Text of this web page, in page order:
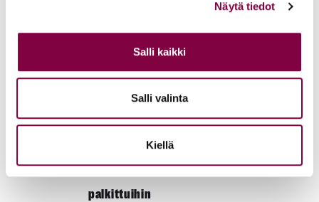
Näytä tiedot
Salli kaikki
Salli valinta
Kiellä
Juristiliitto Yleinen
Juristipäivä ja Oikkaripäivä keräsivät 900
osallistujaa – lue päivän puheet ja tutustu
palkittuihin